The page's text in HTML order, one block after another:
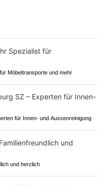
Möbeltransporte und mehr
für Innen- und Aussenreinigung
und herzlich